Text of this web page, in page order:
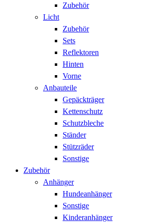
Zubehör
Licht
Zubehör
Sets
Reflektoren
Hinten
Vorne
Anbauteile
Gepäckträger
Kettenschutz
Schutzbleche
Ständer
Stützräder
Sonstige
Zubehör
Anhänger
Hundeanhänger
Sonstige
Kinderanhänger